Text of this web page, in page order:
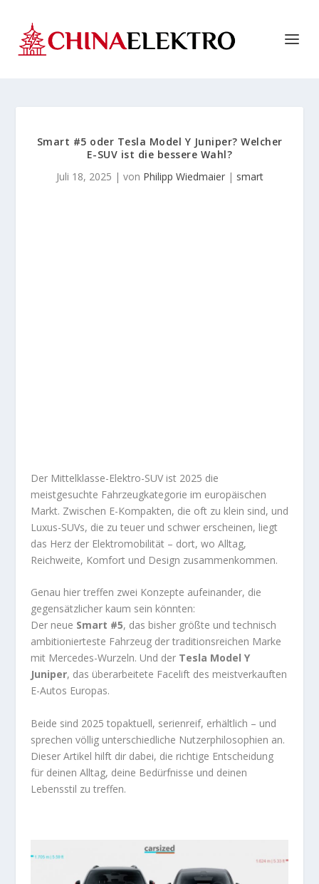
Smart #5 oder Tesla Model Y Juniper? Welcher
E-SUV ist die bessere Wahl?
Juli 18, 2025 | von Philipp Wiedmaier| smart
Der Mittelklasse-Elektro-SUV ist 2025 die
meistgesuchte Fahrzeugkategorie im europäischen
Markt. Zwischen E-Kompakten, die oft zu klein sind, und
Luxus-SUVs, die zu teuer und schwer erscheinen, liegt
das Herz der Elektromobilität – dort, wo Alltag,
Reichweite, Komfort und Design zusammenkommen.
Genau hier treffen zwei Konzepte aufeinander, die
gegensätzlicher kaum sein könnten:
Der neue Smart #5, das bisher größte und technisch
ambitionierteste Fahrzeug der traditionsreichen Marke
mit Mercedes-Wurzeln. Und der Tesla Model Y
Juniper, das überarbeitete Facelift des meistverkauften
E-Autos Europas.
Beide sind 2025 topaktuell, serienreif, erhältlich – und
sprechen völlig unterschiedliche Nutzerphilosophien an.
Dieser Artikel hilft dir dabei, die richtige Entscheidung
für deinen Alltag, deine Bedürfnisse und deinen
Lebensstil zu treffen.